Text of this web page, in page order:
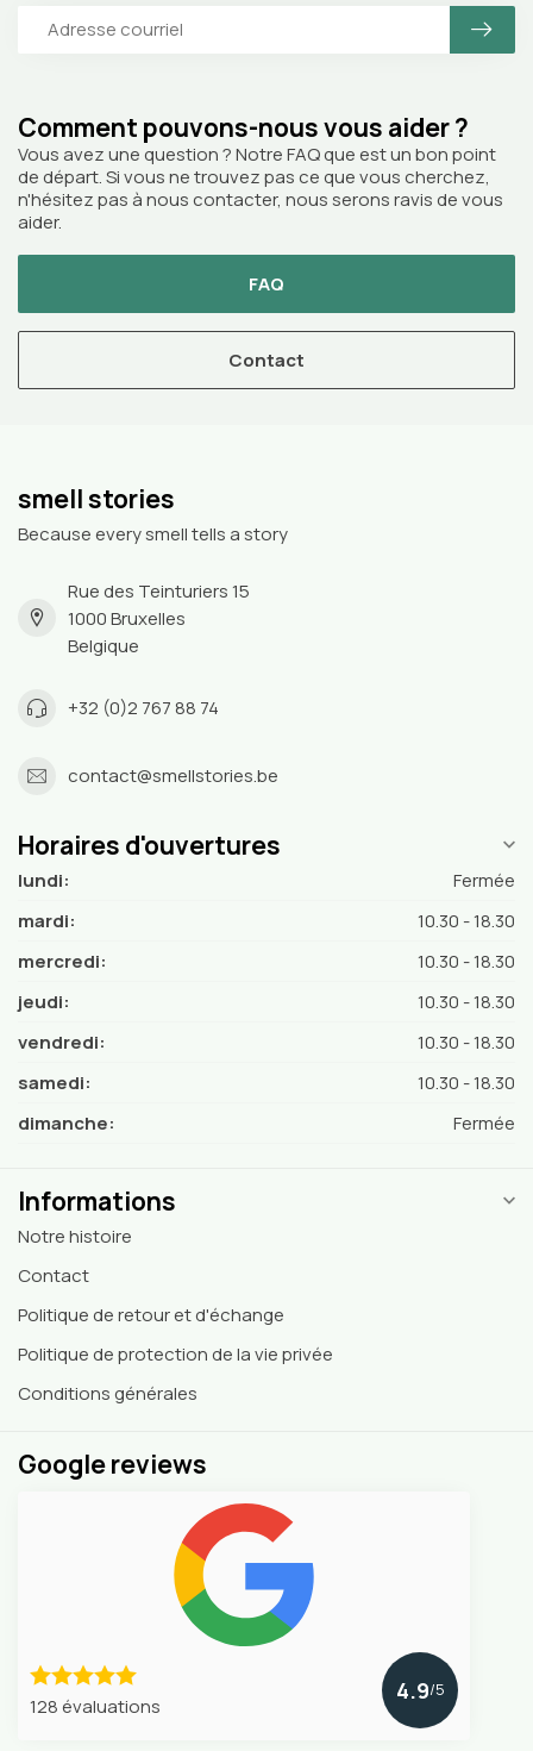
Comment pouvons-nous vous aider ?
Vous avez une question ? Notre FAQ que est un bon point
de départ. Si vous ne trouvez pas ce que vous cherchez,
n'hésitez pas à nous contacter, nous serons ravis de vous
aider.
FAQ
Contact
smell stories
Because every smell tells a story
Rue des Teinturiers 15
1000 Bruxelles
Belgique
+32 (0)2 767 88 74
contact@smellstories.be
Horaires d'ouvertures
lundi:
Fermée
mardi:
10.30 - 18.30
mercredi:
10.30 - 18.30
jeudi:
10.30 - 18.30
vendredi:
10.30 - 18.30
samedi:
10.30 - 18.30
dimanche:
Fermée
Informations
Notre histoire
Contact
Politique de retour et d'échange
Politique de protection de la vie privée
Conditions générales
Google reviews
128 évaluations
4.9/5